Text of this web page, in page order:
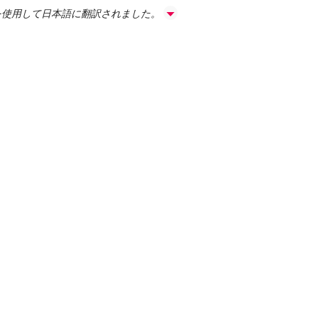
用して日本語に翻訳されました。